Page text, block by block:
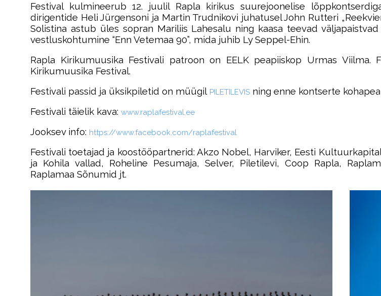
Festival kulmineerub 12. juulil Rapla kirikus suurejoonelise
dirigentide Heli Jürgensoni ja Martin Trudnikovi juhatusel John Rutteri
Solistina astub üles sopran Mariliis Lahesalu ning kaasa teevad
vestluskohtumine “Enn Vetemaa 90”, mida juhib Ly Seppel-Ehin.
Rapla Kirikumuusika Festivali patroon on EELK peapiiskop Urmas
Kirikumuusika Festival.
Festivali passid ja üksikpiletid on müügil PILETILEVIS ning enne kontserte
Festivali täielik kava: www.raplafestival.ee
Jooksev info: https://www.facebook.com/raplafestival
Festivali toetajad ja koostööpartnerid: Akzo Nobel, Harviker, Eesti
ja Kohila vallad, Roheline Pesumaja, Selver, Piletilevi, Coop Rapla,
Raplamaa Sõnumid jt.